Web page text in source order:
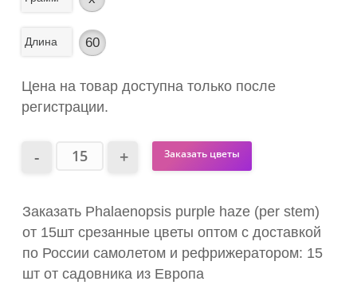
Длина 60
Цена на товар доступна только после
регистрации.
Заказать цветы
Заказать Phalaenopsis purple haze (per stem)
от 15шт срезанные цветы оптом с доставкой
по России самолетом и рефрижератором: 15
шт от садовника из Европа